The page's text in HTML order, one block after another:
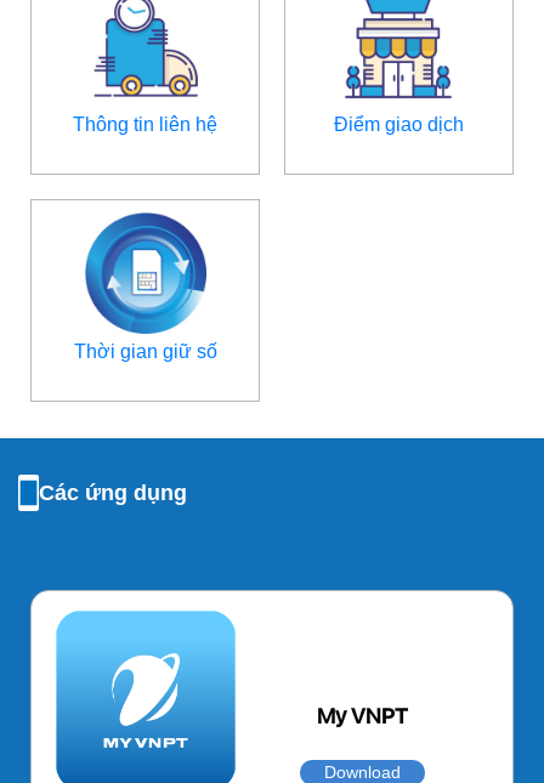
Thông tin liên hệ Điểm giao dịch
Thời gian giữ số
Các ứng dụng
My VNPT
Download